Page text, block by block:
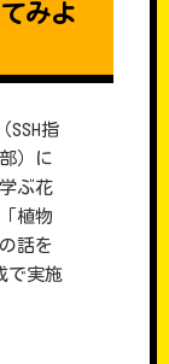
みよ
SSH指
）に
ぶ花
植物
話を
で実施